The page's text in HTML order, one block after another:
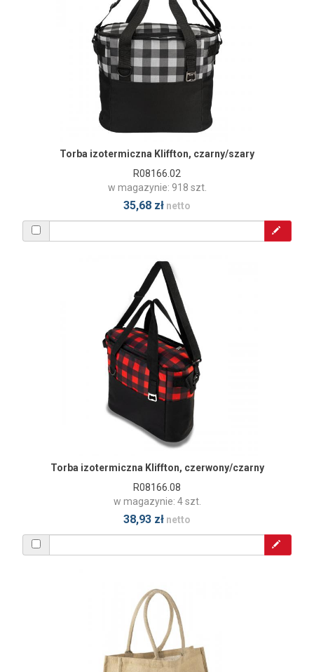
Torba izotermiczna Kliffton, czarny/szary
R08166.02
w magazynie: 918 szt.
35,68 zł netto
Torba izotermiczna Kliffton, czerwony/czarny
R08166.08
w magazynie: 4 szt.
38,93 zł netto